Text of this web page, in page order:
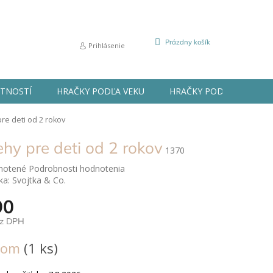
Prihlásenie
NÁKUPNÝ
Prázdny košík
HRAČKY PODĽA VEKU HRAČKY PODĽA
deti od 2 rokov
pre deti od 2 rokov 1370
Podrobnosti hodnotenia
Svojtka & Co.
DPH
(1 ks)